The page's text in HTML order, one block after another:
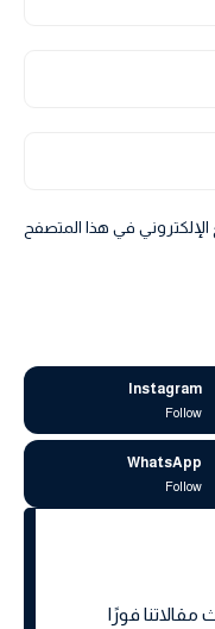
في هذا المتصفح
Instagram
Follow
WhatsApp
Follow
فورًا